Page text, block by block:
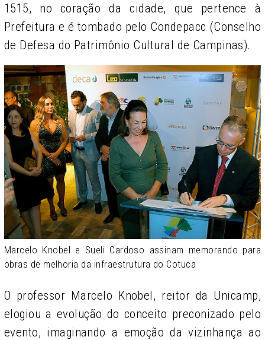
1515, no coração da cidade, que pertence à
Prefeitura e é tombado pelo Condepacc (Conselho
de Defesa do Patrimônio Cultural de Campinas).
Marcelo Knobel e Sueli Cardoso assinam memorando para
obras de melhoria da infraestrutura do Cotuca
O professor Marcelo Knobel, reitor da Unicamp,
elogiou a evolução do conceito preconizado pelo
evento, imaginando a emoção da vizinhança ao